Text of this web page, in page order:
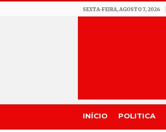
SEXTA-FEIRA, AGOSTO 7, 2026
INÍCIO POLITICA